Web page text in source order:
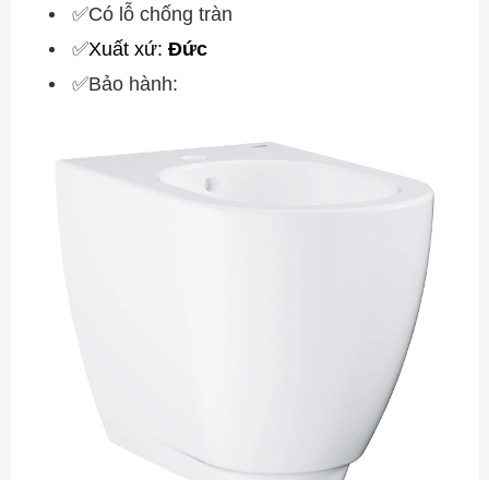
✅Có lỗ chống tràn
✅Xuất xứ: Đức
✅Bảo hành: